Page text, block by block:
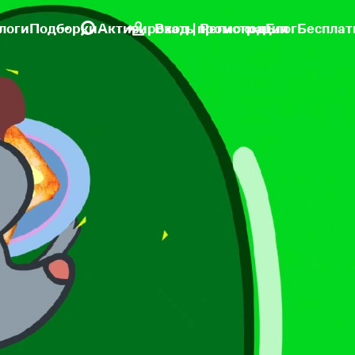
ПодборкиАктивировать промокодБлог
Вход | Регистрация